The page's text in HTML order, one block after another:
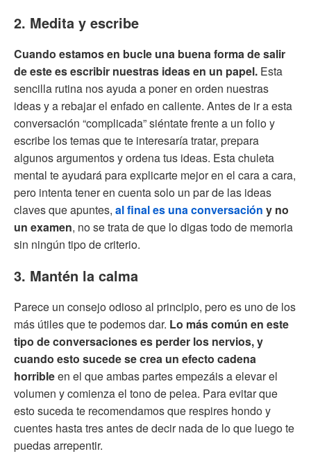
2. Medita y escribe
Cuando estamos en bucle una buena forma de salir
de este es escribir nuestras ideas en un papel. Esta
sencilla rutina nos ayuda a poner en orden nuestras
ideas y a rebajar el enfado en caliente. Antes de ir a esta
conversación “complicada” siéntate frente a un folio y
escribe los temas que te interesaría tratar, prepara
algunos argumentos y ordena tus ideas. Esta chuleta
mental te ayudará para explicarte mejor en el cara a cara,
pero intenta tener en cuenta solo un par de las ideas
claves que apuntes, al final es una conversación y no
un examen, no se trata de que lo digas todo de memoria
sin ningún tipo de criterio.
3. Mantén la calma
Parece un consejo odioso al principio, pero es uno de los
más útiles que te podemos dar. Lo más común en este
tipo de conversaciones es perder los nervios, y
cuando esto sucede se crea un efecto cadena
horribleen el que ambas partes empezáis a elevar el
volumen y comienza el tono de pelea. Para evitar que
esto suceda te recomendamos que respires hondo y
cuentes hasta tres antes de decir nada de lo que luego te
puedas arrepentir.